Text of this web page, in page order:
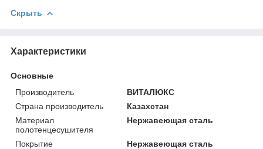
Скрыть
Характеристики
Основные
Производитель
ВИТАЛЮКС
Страна производитель
Казахстан
Материал
полотенцесушителя
Нержавеющая сталь
Покрытие
Нержавеющая сталь